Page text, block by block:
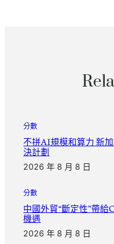
分數
不拼AI規模和算力 新
決計劃
2026 年 8 月 8 日
分數
中國外貿“斷定性”帶給
機遇
2026 年 8 月 8 日